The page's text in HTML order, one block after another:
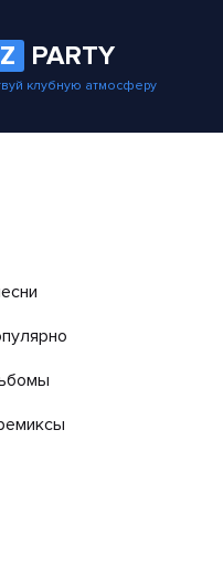
PARTY
клубную атмосферу